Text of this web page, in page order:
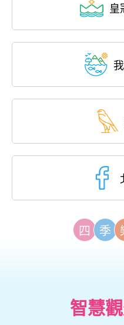
皇
四 季
智慧